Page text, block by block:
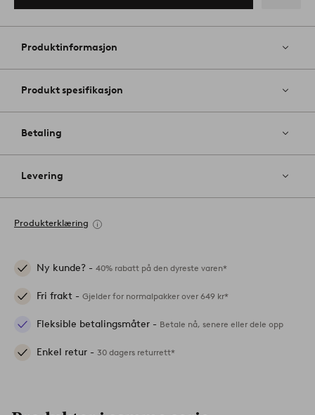
til
Produktinformasjon
Produkt spesifikasjon
Betaling
Levering
Produkterklæring
Ny kunde? - 40% rabatt på den dyreste varen*
Fri frakt - Gjelder for normalpakker over 649 kr*
Fleksible betalingsmåter - Betale nå, senere eller dele opp
Enkel retur - 30 dagers returrett*